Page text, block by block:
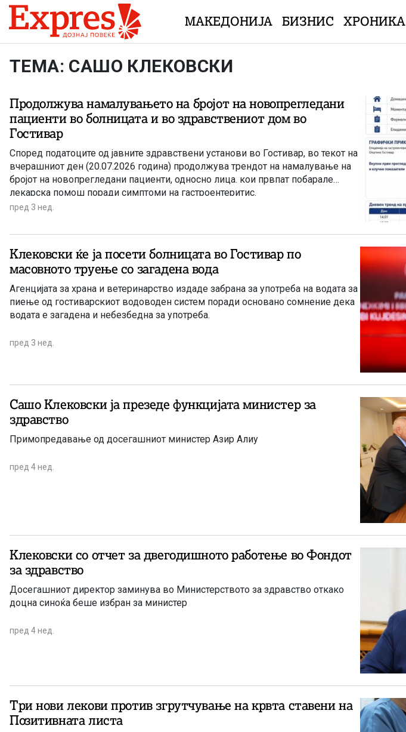
Skip to content
МАКЕДОНИЈА БИЗНИС ХРОНИКА
ТЕМА: САШО КЛЕКОВСКИ
Продолжува намалувањето на бројот на новопрегледани
пациенти во болницата и во здравствениот дом во
Гостивар
Според податоците од јавните здравствени установи во Гостивар, во текот на
вчерашниот ден (20.07.2026 година) продолжува трендот на намалување на
бројот на новопрегледани пациенти, односно лица. кои првпат побарале
лекарска помош поради симптоми на гастроентеритис.
пред 3 нед.
Клековски ќе ја посети болницата во Гостивар по
масовното труење со загадена вода
Агенцијата за храна и ветеринарство издаде забрана за употреба на водата за
пиење од гостиварскиот водоводен систем поради основано сомнение дека
водата е загадена и небезбедна за употреба.
пред 3 нед.
Сашо Клековски ја презеде функцијата министер за
здравство
Примопредавање од досегашниот министер Азир Алиу
пред 4 нед.
Клековски со отчет за двегодишното работење во Фондот
за здравство
Досегашниот директор заминува во Министерството за здравство откако
доцна синоќа беше избран за министер
пред 4 нед.
Три нови лекови против згрутчување на крвта ставени на
Позитивната листа